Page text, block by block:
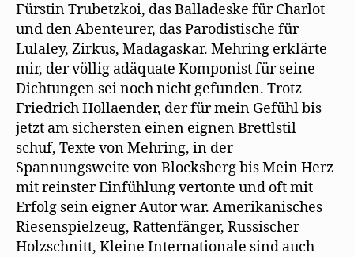
Fürstin Trubetzkoi, das Balladeske für Charlot
und den Abenteurer, das Parodistische für
Lulaley, Zirkus, Madagaskar. Mehring erklärte
mir, der völlig adäquate Komponist für seine
Dichtungen sei noch nicht gefunden. Trotz
Friedrich Hollaender, der für mein Gefühl bis
jetzt am sichersten einen eignen Brettlstil
schuf, Texte von Mehring, in der
Spannungsweite von Blocksberg bis Mein Herz
mit reinster Einfühlung vertonte und oft mit
Erfolg sein eigner Autor war. Amerikanisches
Riesenspielzeug, Rattenfänger, Russischer
Holzschnitt, Kleine Internationale sind auch